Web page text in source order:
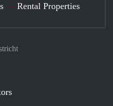
Rental Properties